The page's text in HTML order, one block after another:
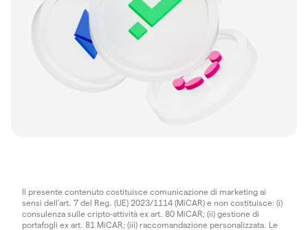
Il presente contenuto costituisce comunicazione di marketing ai
sensi dell'art. 7 del Reg. (UE) 2023/1114 (MiCAR) e non costituisce: (i)
consulenza sulle cripto-attività ex art. 80 MiCAR; (ii) gestione di
portafogli ex art. 81 MiCAR; (iii) raccomandazione personalizzata. Le